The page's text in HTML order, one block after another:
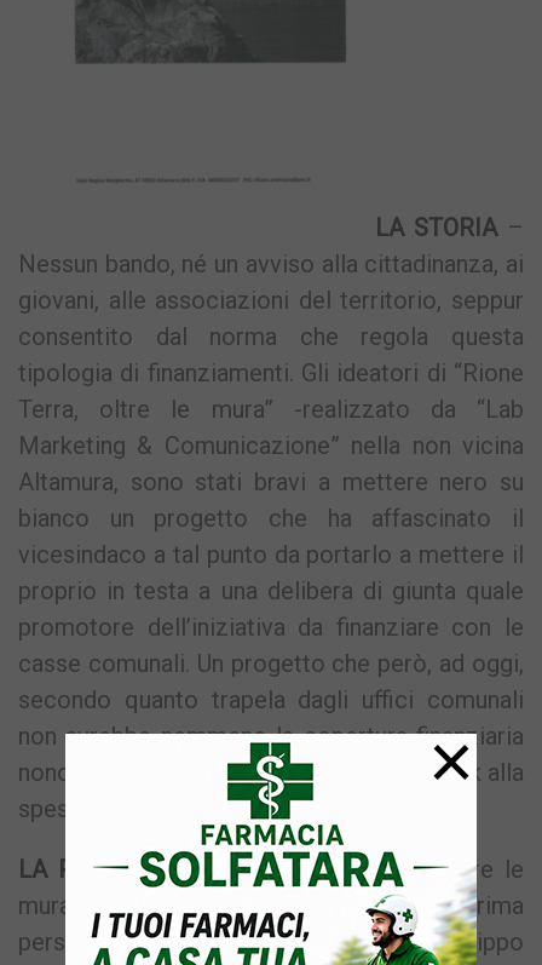
LA STORIA–
Nessun bando, né un avviso alla cittadinanza, ai
giovani, alle associazioni del territorio, seppur
consentito dal norma che regola questa
tipologia di finanziamenti. Gli ideatori di “Rione
Terra, oltre le mura” -realizzato da “Lab
Marketing & Comunicazione” nella non vicina
Altamura, sono stati bravi a mettere nero su
bianco un progetto che ha affascinato il
vicesindaco a tal punto da portarlo a mettere il
proprio in testa a una delibera di giunta quale
promotore dell’iniziativa da finanziare con le
casse comunali. Un progetto che però, ad oggi,
secondo quanto trapela dagli uffici comunali
non avrebbe nemmeno la copertura finanziaria
nonostante l’impegno di Monaco a dare l’ok alla
spesa da 18mila euro.
LA PRESENTAZIONE– “Rione Terra, oltre le
mura” sarà presentato domani mattina in prima
persona proprio dal vice sindaco Filippo
×